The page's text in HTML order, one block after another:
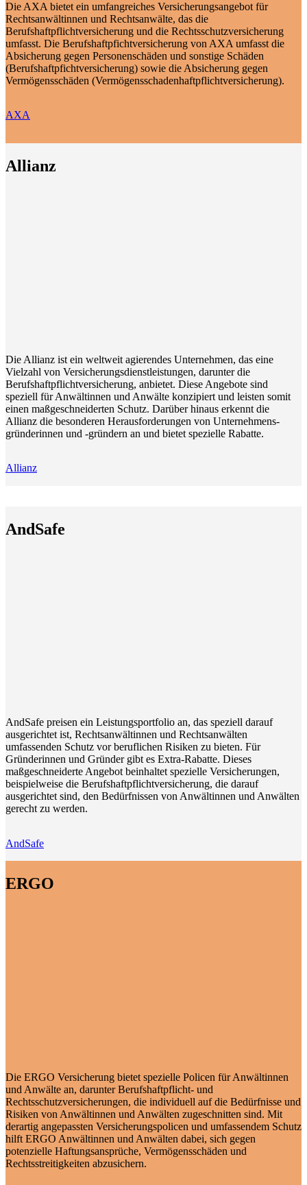
Die AXA bietet ein umfangreiches Versicherungsangebot für
Rechtsanwältinnen und Rechtsanwälte, das die
Berufshaftpflichtversicherung und die Rechtsschutzversicherung
umfasst. Die Berufshaftpfichtversicherung von AXA umfasst die
Absicherung gegen Personenschäden und sonstige Schäden
(Berufshaftpfichtversicherung) sowie die Absicherung gegen
Vermögensschäden (Vermögensschadenhaftpflichtversicherung).
AXA
Allianz
Die Allianz ist ein weltweit agierendes Unternehmen, das eine
Vielzahl von Versicherungsdienstleistungen, darunter die
Berufshaftpflichtversicherung, anbietet. Diese Angebote sind
speziell für Anwältinnen und Anwälte konzipiert und leisten somit
einen maßgeschneiderten Schutz. Darüber hinaus erkennt die
Allianz die besonderen Herausforderungen von Unternehmens-
gründerinnen und -gründern an und bietet spezielle Rabatte.
Allianz
AndSafe
AndSafe preisen ein Leistungsportfolio an, das speziell darauf
ausgerichtet ist, Rechtsanwältinnen und Rechtsanwälten
umfassenden Schutz vor beruflichen Risiken zu bieten. Für
Gründerinnen und Gründer gibt es Extra-Rabatte. Dieses
maßgeschneiderte Angebot beinhaltet spezielle Versicherungen,
beispielweise die Berufshaftpflichtversicherung, die darauf
ausgerichtet sind, den Bedürfnissen von Anwältinnen und Anwälten
gerecht zu werden.
AndSafe
ERGO
Die ERGO Versicherung bietet spezielle Policen für Anwältinnen
und Anwälte an, darunter Berufshaftpflicht- und
Rechtsschutzversicherungen, die individuell auf die Bedürfnisse und
Risiken von Anwältinnen und Anwälten zugeschnitten sind. Mit
derartig angepassten Versicherungspolicen und umfassendem Schutz
hilft ERGO Anwältinnen und Anwälten dabei, sich gegen
potenzielle Haftungsansprüche, Vermögensschäden und
Rechtsstreitigkeiten abzusichern.